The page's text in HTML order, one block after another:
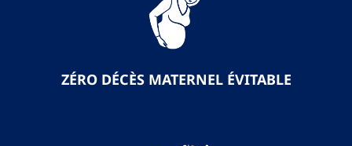
ZÉRO DÉCÈS MATERNEL ÉVITABLE